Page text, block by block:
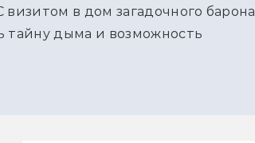
в дом загадочного барона
тайну дыма и возможность